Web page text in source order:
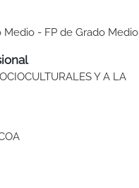
- FP de Grado Medio
Y A LA